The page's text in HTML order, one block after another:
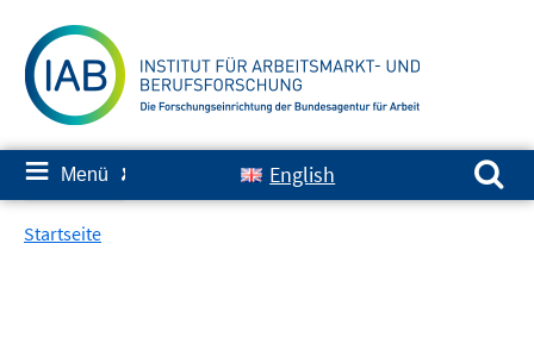
zum
Inhalt
≡ Menü ✘ English
Suchen nach:
Startseite